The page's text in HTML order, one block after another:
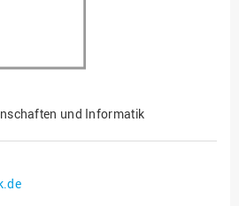
und Informatik